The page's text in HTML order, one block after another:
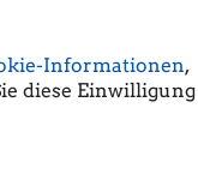
Informationen,
diese Einwilligung
mit dem
werden
»
»
»
»
»
»
»